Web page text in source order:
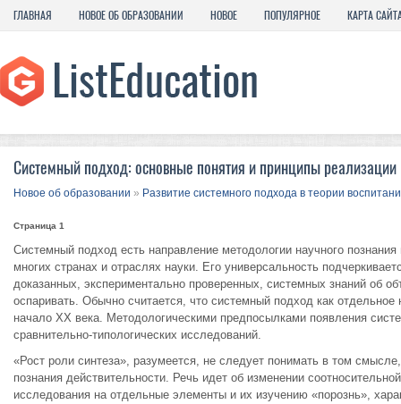
ГЛАВНАЯ НОВОЕ ОБ ОБРАЗОВАНИИ НОВОЕ ПОПУЛЯРНОЕ КАРТА
Системный подход: основные понятия и принципы реализации
Новое об образовании » Развитие системного подхода в теории
Страница 1
Системный подход есть направление методологии научного
многих странах и отраслях науки. Его универсальность
доказанных, экспериментально проверенных, системных знаний об
оспаривать. Обычно считается, что системный подход как
начало ХХ века. Методологическими предпосылками появления
сравнительно-типологических исследований.
«Рост роли синтеза», разумеется, не следует понимать в том
познания действительности. Речь идет об изменении
исследования на отдельные элементы и их изучению «порознь»,